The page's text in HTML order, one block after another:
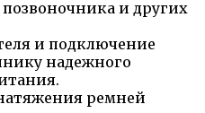
и других
и подключение
надежного
ремней